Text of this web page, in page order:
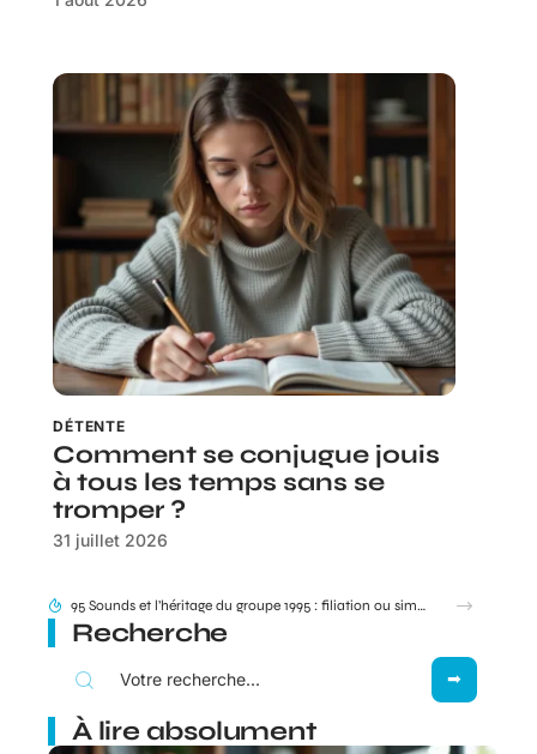
DÉTENTE
Comment se conjugue jouis
à tous les temps sans se
tromper ?
31 juillet 2026
95 Sounds et l’héritage du groupe 1995 : filiation ou simple clin d’œil ?
Recherche
À lire absolument